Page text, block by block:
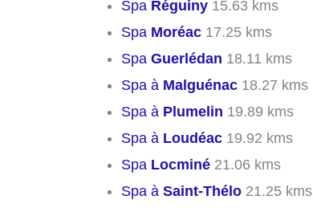
Spa Réguiny 15.63 kms
Spa Moréac 17.25 kms
Spa Guerlédan 18.11 kms
Spa à Malguénac 18.27 kms
Spa à Plumelin 19.89 kms
Spa à Loudéac 19.92 kms
Spa Locminé 21.06 kms
Spa à Saint-Thélo 21.25 kms